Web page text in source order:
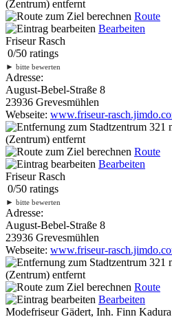
(Zentrum) entfernt
Route
Bearbeiten
Friseur Rasch
0/50 ratings
► bitte bewerten
Adresse:
August-Bebel-Straße 8
23936 Grevesmühlen
Webseite: www.friseur-
321
(Zentrum) entfernt
Route
Bearbeiten
Friseur Rasch
0/50 ratings
► bitte bewerten
Adresse:
August-Bebel-Straße 8
23936 Grevesmühlen
Webseite: www.friseur-
321
(Zentrum) entfernt
Route
Bearbeiten
Modefriseur Gädert, Inh. Finn Kadura